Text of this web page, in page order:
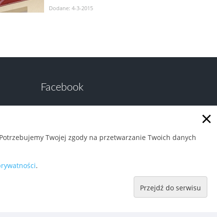
Dodane: 4-3-2015
Facebook
×
Twojej zgody na przetwarzanie Twoich danych
.
Przejdź do serwisu